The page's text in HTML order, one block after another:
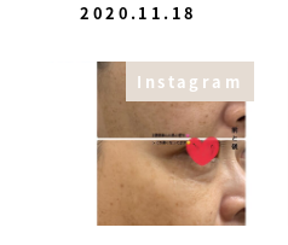
2020.11.18
Instagram